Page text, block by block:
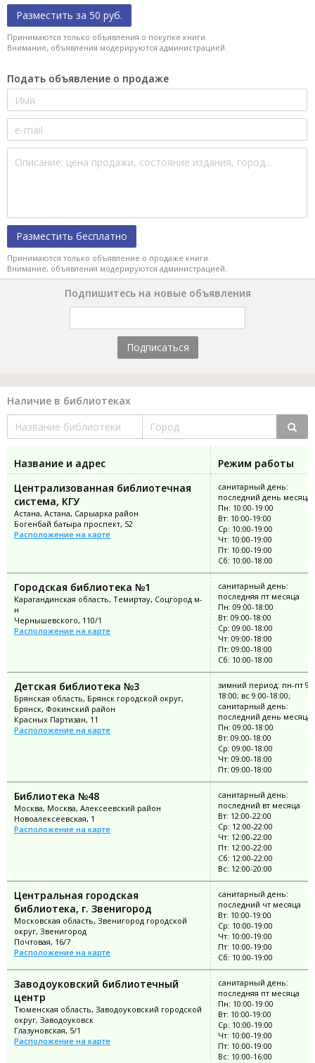
Разместить за 50 руб.
Принимаются только объявления о покупке книги.
Внимание, объявления модерируются администрацией.
Подать объявление о продаже
Разместить бесплатно
Принимаются только объявление о продаже книги.
Внимание, объявления модерируются администрацией.
Подпишитесь на новые объявления
Подписаться
Наличие в библиотеках
Название и адрес
Режим работы
Централизованная библиотечная
система, КГУ
Астана, Астана, Сарыарка район
Богенбай батыра проспект, 52
Расположение на карте
санитарный день:
последний день месяца
Пн: 10:00-19:00
Вт: 10:00-19:00
Ср: 10:00-19:00
Чт: 10:00-19:00
Пт: 10:00-19:00
Сб: 10:00-18:00
Городская библиотека №1
Карагандинская область, Темиртау, Соцгород м-
н
Чернышевского, 110/1
Расположение на карте
санитарный день:
последняя пт месяца
Пн: 09:00-18:00
Вт: 09:00-18:00
Ср: 09:00-18:00
Чт: 09:00-18:00
Пт: 09:00-18:00
Сб: 10:00-18:00
Детская библиотека №3
Брянская область, Брянск городской округ,
Брянск, Фокинский район
Красных Партизан, 11
Расположение на карте
зимний период: пн-пт
18:00; вс 9:00-18:00;
санитарный день:
последний день месяца
Пн: 09:00-18:00
Вт: 09:00-18:00
Ср: 09:00-18:00
Чт: 09:00-18:00
Пт: 09:00-18:00
Библиотека №48
Москва, Москва, Алексеевский район
Новоалексеевская, 1
Расположение на карте
санитарный день:
последний вт месяца
Вт: 12:00-22:00
Ср: 12:00-22:00
Чт: 12:00-22:00
Пт: 12:00-22:00
Сб: 12:00-22:00
Вс: 12:00-20:00
Центральная городская
библиотека, г. Звенигород
Московская область, Звенигород городской
округ, Звенигород
Почтовая, 16/7
Расположение на карте
санитарный день:
последний чт месяца
Вт: 10:00-19:00
Ср: 10:00-19:00
Чт: 10:00-19:00
Пт: 10:00-19:00
Сб: 10:00-19:00
Заводоуковский библиотечный
центр
Тюменская область, Заводоуковский городской
округ, Заводоуковск
Глазуновская, 5/1
Расположение на карте
санитарный день:
последняя пт месяца
Пн: 10:00-19:00
Вт: 10:00-19:00
Ср: 10:00-19:00
Чт: 10:00-19:00
Пт: 10:00-19:00
Вс: 10:00-16:00